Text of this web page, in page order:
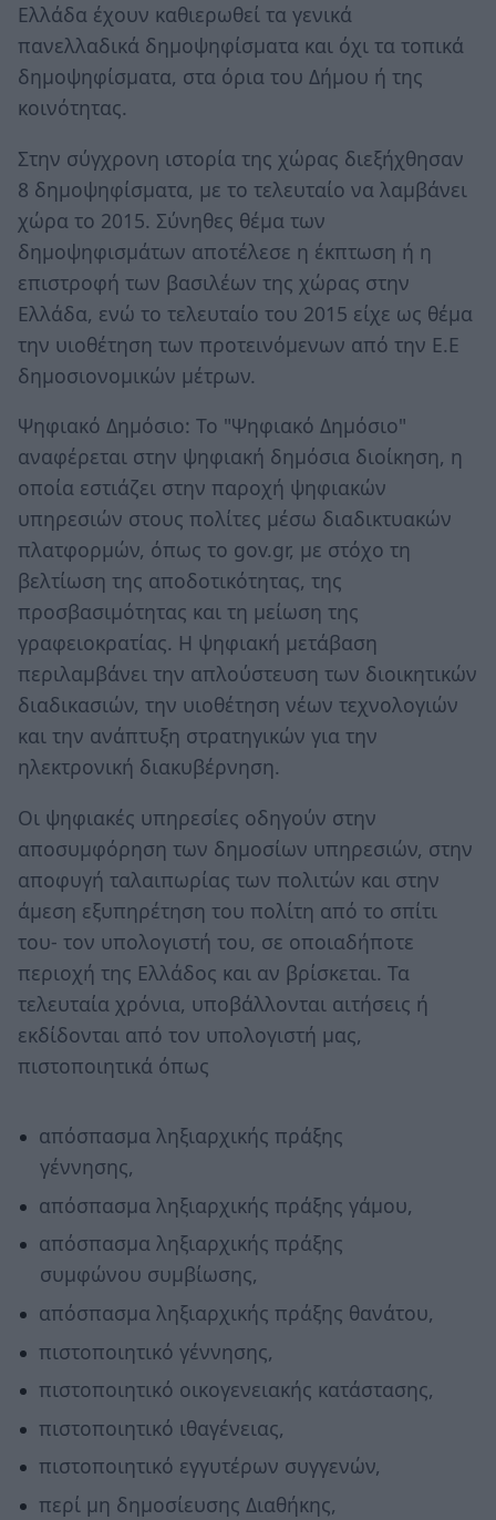
Ελλάδα έχουν καθιερωθεί τα γενικά
πανελλαδικά δημοψηφίσματα και όχι τα τοπικά
δημοψηφίσματα, στα όρια του Δήμου ή της
κοινότητας.
Στην σύγχρονη ιστορία της χώρας διεξήχθησαν
8 δημοψηφίσματα, με το τελευταίο να λαμβάνει
χώρα το 2015. Σύνηθες θέμα των
δημοψηφισμάτων αποτέλεσε η έκπτωση ή η
επιστροφή των βασιλέων της χώρας στην
Ελλάδα, ενώ το τελευταίο του 2015 είχε ως θέμα
την υιοθέτηση των προτεινόμενων από την Ε.Ε
δημοσιονομικών μέτρων.
Ψηφιακό Δημόσιο: Το "Ψηφιακό Δημόσιο"
αναφέρεται στην ψηφιακή δημόσια διοίκηση, η
οποία εστιάζει στην παροχή ψηφιακών
υπηρεσιών στους πολίτες μέσω διαδικτυακών
πλατφορμών, όπως το gov.gr, με στόχο τη
βελτίωση της αποδοτικότητας, της
προσβασιμότητας και τη μείωση της
γραφειοκρατίας. Η ψηφιακή μετάβαση
περιλαμβάνει την απλούστευση των διοικητικών
διαδικασιών, την υιοθέτηση νέων τεχνολογιών
και την ανάπτυξη στρατηγικών για την
ηλεκτρονική διακυβέρνηση.
Οι ψηφιακές υπηρεσίες οδηγούν στην
αποσυμφόρηση των δημοσίων υπηρεσιών, στην
αποφυγή ταλαιπωρίας των πολιτών και στην
άμεση εξυπηρέτηση του πολίτη από το σπίτι
του- τον υπολογιστή του, σε οποιαδήποτε
περιοχή της Ελλάδος και αν βρίσκεται. Τα
τελευταία χρόνια, υποβάλλονται αιτήσεις ή
εκδίδονται από τον υπολογιστή μας,
πιστοποιητικά όπως
απόσπασμα ληξιαρχικής πράξης
γέννησης,
απόσπασμα ληξιαρχικής πράξης γάμου,
απόσπασμα ληξιαρχικής πράξης
συμφώνου συμβίωσης,
απόσπασμα ληξιαρχικής πράξης θανάτου,
πιστοποιητικό γέννησης,
πιστοποιητικό οικογενειακής κατάστασης,
πιστοποιητικό ιθαγένειας,
πιστοποιητικό εγγυτέρων συγγενών,
περί μη δημοσίευσης Διαθήκης,